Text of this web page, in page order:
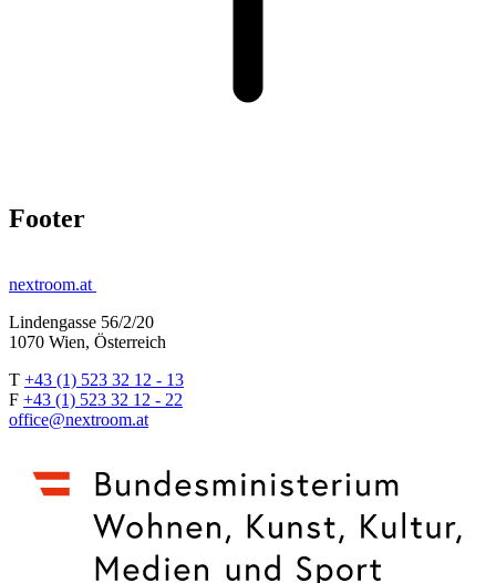
Footer
nextroom.at
Lindengasse 56/2/20
1070 Wien, Österreich
T +43 (1) 523 32 12 - 13
F +43 (1) 523 32 12 - 22
office@nextroom.at